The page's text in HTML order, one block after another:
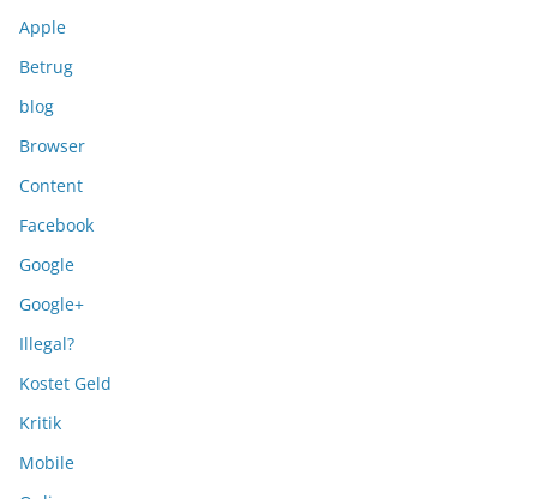
Apple
Betrug
blog
Browser
Content
Facebook
Google
Google+
Illegal?
Kostet Geld
Kritik
Mobile